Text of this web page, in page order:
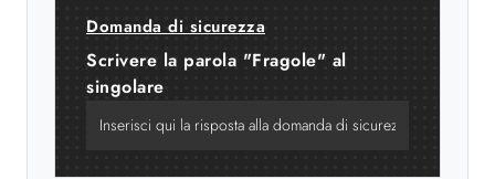
Domanda di sicurezza
Scrivere la parola "Fragole" al
singolare